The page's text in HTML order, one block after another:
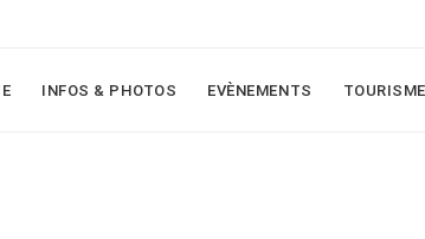
INFOS & PHOTOS EVÈNEMENTS TOURISME